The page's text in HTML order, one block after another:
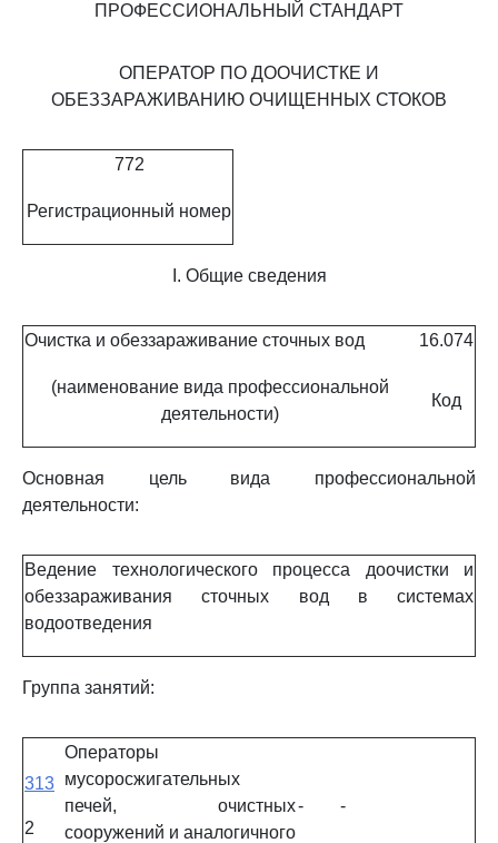
ПРОФЕССИОНАЛЬНЫЙ СТАНДАРТ
ОПЕРАТОР ПО ДООЧИСТКЕ И
ОБЕЗЗАРАЖИВАНИЮ ОЧИЩЕННЫХ СТОКОВ
772
Регистрационный номер
I. Общие сведения
Очистка и обеззараживание сточных вод 16.074
(наименование вида профессиональной
деятельности)
Код
Основная цель вида профессиональной
деятельности:
Ведение технологического процесса доочистки и
обеззараживания сточных вод в системах
водоотведения
Группа занятий:
313
2
Операторы
мусоросжигательных
печей, очистных
сооружений и аналогичного
- -